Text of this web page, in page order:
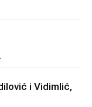
i Vidimlić,